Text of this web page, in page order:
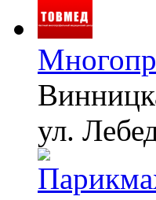
ул.